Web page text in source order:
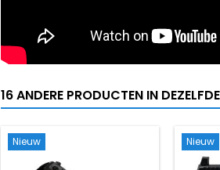
16 ANDERE PRODUCTEN IN
Nieuw Nieuw